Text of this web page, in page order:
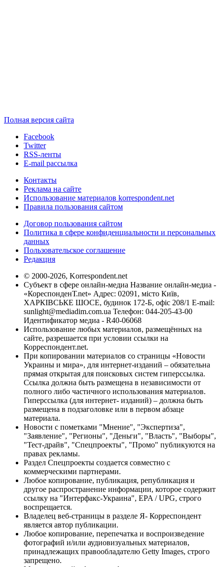
Полная версия сайта
Facebook
Twitter
RSS-ленты
E-mail рассылка
Контакты
Реклама на сайте
Использование материалов korrespondent.net
Правила пользования сайтом
Договор пользования сайтом
Политика в сфере конфиденциальности и персональных
данных
Пользовательское соглашение
Редакция
© 2000-2026, Korrespondent.net
Субъект в сфере онлайн-медиа Название онлайн-медиа -
«КореспонденТ.net» Адрес: 02091, місто Київ,
ХАРКІВСЬКЕ ШОСЕ, будинок 172-Б, офіс 208/1 E-mail:
sunlight@mediadim.com.ua Телефон: 044-205-43-00
Идентификатор медиа - R40-06068
Использование любых материалов, размещённых на
сайте, разрешается при условии ссылки на
Корреспондент.net.
При копировании материалов со страницы «Новости
Украины и мира», для интернет-изданий – обязательна
прямая открытая для поисковых систем гиперссылка.
Ссылка должна быть размещена в независимости от
полного либо частичного использования материалов.
Гиперссылка (для интернет- изданий) – должна быть
размещена в подзаголовке или в первом абзаце
материала.
Новости с пометками "Мнение", "Экспертиза",
"Заявление", "Регионы", "Деньги", "Власть", "Выборы",
"Тест-драйв", "Спецпроекты", "Промо" публикуются на
правах рекламы.
Раздел Спецпроекты создается совместно с
коммерческими партнерами.
Любое копирование, публикация, републикация и
другое распространение информации, которое содержит
ссылку на "Интерфакс-Украина", EPA / UPG, строго
воспрещается.
Владелец веб-страницы в разделе Я- Корреспондент
является автор публикации.
Любое копирование, перепечатка и воспроизведение
фотографий и/или аудиовизуальных материалов,
принадлежащих правообладателю Getty Images, строго
запрещено.